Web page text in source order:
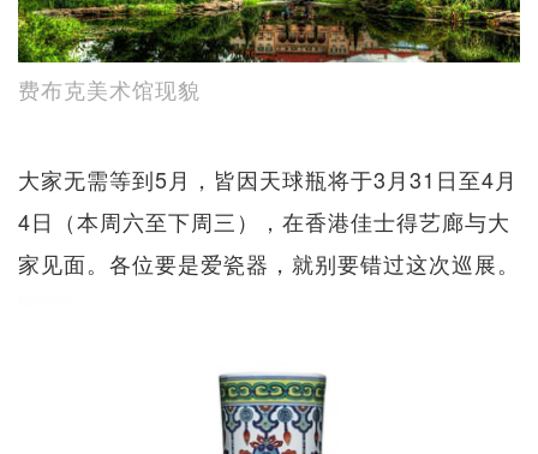
费布克美术馆现貌
大家无需等到5月，皆因天球瓶将于3月31日至4月
4日（本周六至下周三），在香港佳士得艺廊与大
家见面。各位要是爱瓷器，就别要错过这次巡展。